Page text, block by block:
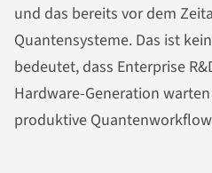
und das bereits vor dem
Quantensysteme. Das ist
bedeutet, dass Enterprise
Hardware-Generation
produktive